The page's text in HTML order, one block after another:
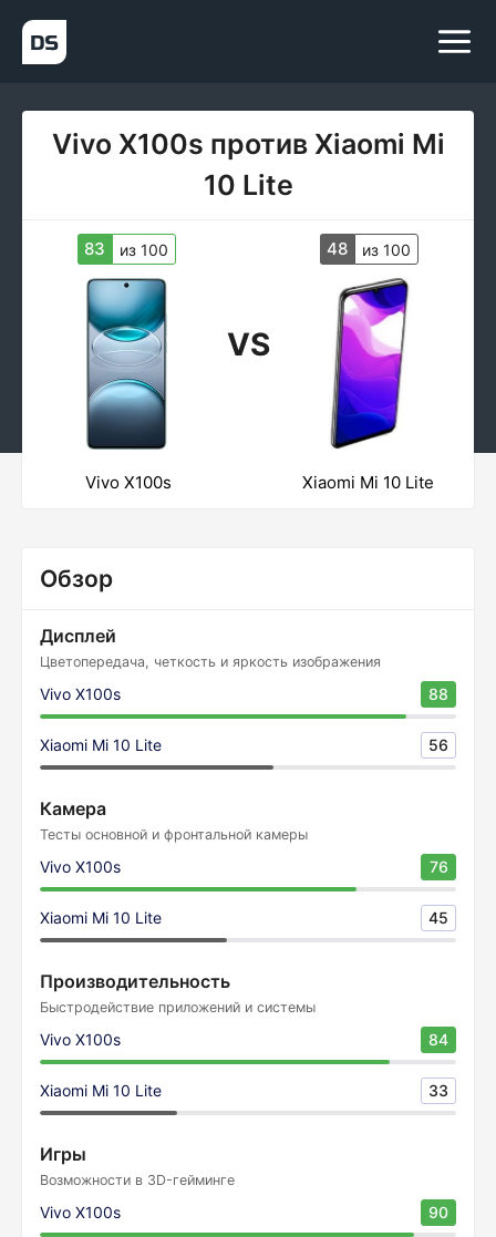
Vivo X100s против Xiaomi Mi
10 Lite
83 из 100
VS
48 из 100
Vivo X100s Xiaomi Mi 10 Lite
Обзор
Дисплей
Цветопередача, четкость и яркость изображения
Vivo X100s 88
Xiaomi Mi 10 Lite 56
Камера
Тесты основной и фронтальной камеры
Vivo X100s 76
Xiaomi Mi 10 Lite 45
Производительность
Быстродействие приложений и системы
Vivo X100s 84
Xiaomi Mi 10 Lite 33
Игры
Возможности в 3D-гейминге
Vivo X100s 90